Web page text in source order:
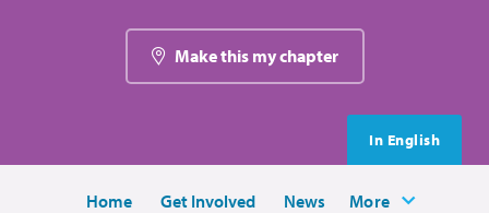
Make this my chapter
In English
Home Get Involved News More